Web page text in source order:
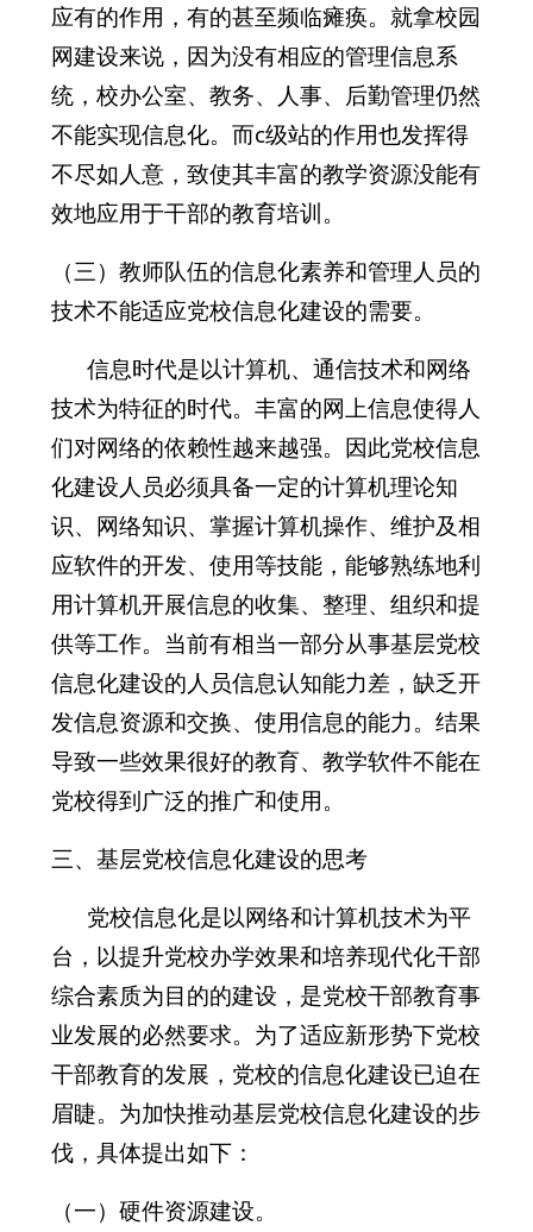
应有的作用，有的甚至频临瘫痪。就拿校园
网建设来说，因为没有相应的管理信息系
统，校办公室、教务、人事、后勤管理仍然
不能实现信息化。而c级站的作用也发挥得
不尽如人意，致使其丰富的教学资源没能有
效地应用于干部的教育培训。
（三）教师队伍的信息化素养和管理人员的
技术不能适应党校信息化建设的需要。
信息时代是以计算机、通信技术和网络
技术为特征的时代。丰富的网上信息使得人
们对网络的依赖性越来越强。因此党校信息
化建设人员必须具备一定的计算机理论知
识、网络知识、掌握计算机操作、维护及相
应软件的开发、使用等技能，能够熟练地利
用计算机开展信息的收集、整理、组织和提
供等工作。当前有相当一部分从事基层党校
信息化建设的人员信息认知能力差，缺乏开
发信息资源和交换、使用信息的能力。结果
导致一些效果很好的教育、教学软件不能在
党校得到广泛的推广和使用。
三、基层党校信息化建设的思考
党校信息化是以网络和计算机技术为平
台，以提升党校办学效果和培养现代化干部
综合素质为目的的建设，是党校干部教育事
业发展的必然要求。为了适应新形势下党校
干部教育的发展，党校的信息化建设已迫在
眉睫。为加快推动基层党校信息化建设的步
伐，具体提出如下：
（一）硬件资源建设。